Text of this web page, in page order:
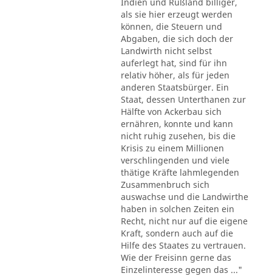
als sie hier erzeugt werden
können, die Steuern und
Abgaben, die sich doch der
Landwirth nicht selbst
auferlegt hat, sind für ihn
relativ höher, als für jeden
anderen Staatsbürger. Ein
Staat, dessen Unterthanen zur
Hälfte von Ackerbau sich
ernähren, konnte und kann
nicht ruhig zusehen, bis die
Krisis zu einem Millionen
verschlingenden und viele
thätige Kräfte lahmlegenden
Zusammenbruch sich
auswachse und die Landwirthe
haben in solchen Zeiten ein
Recht, nicht nur auf die eigene
Kraft, sondern auch auf die
Hilfe des Staates zu vertrauen.
Wie der Freisinn gerne das
Einzelinteresse gegen das ..."